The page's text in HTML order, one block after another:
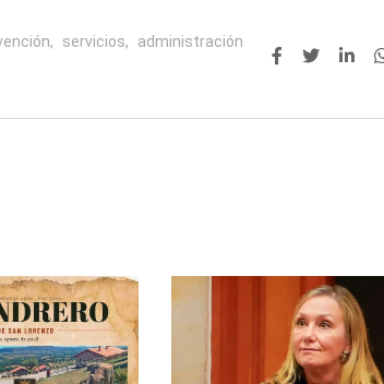
servicios,
administración